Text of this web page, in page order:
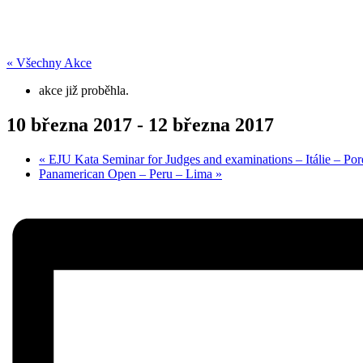
« Všechny Akce
akce již proběhla.
10 března 2017 - 12 března 2017
« EJU Kata Seminar for Judges and examinations – Itálie –
Panamerican Open – Peru – Lima »